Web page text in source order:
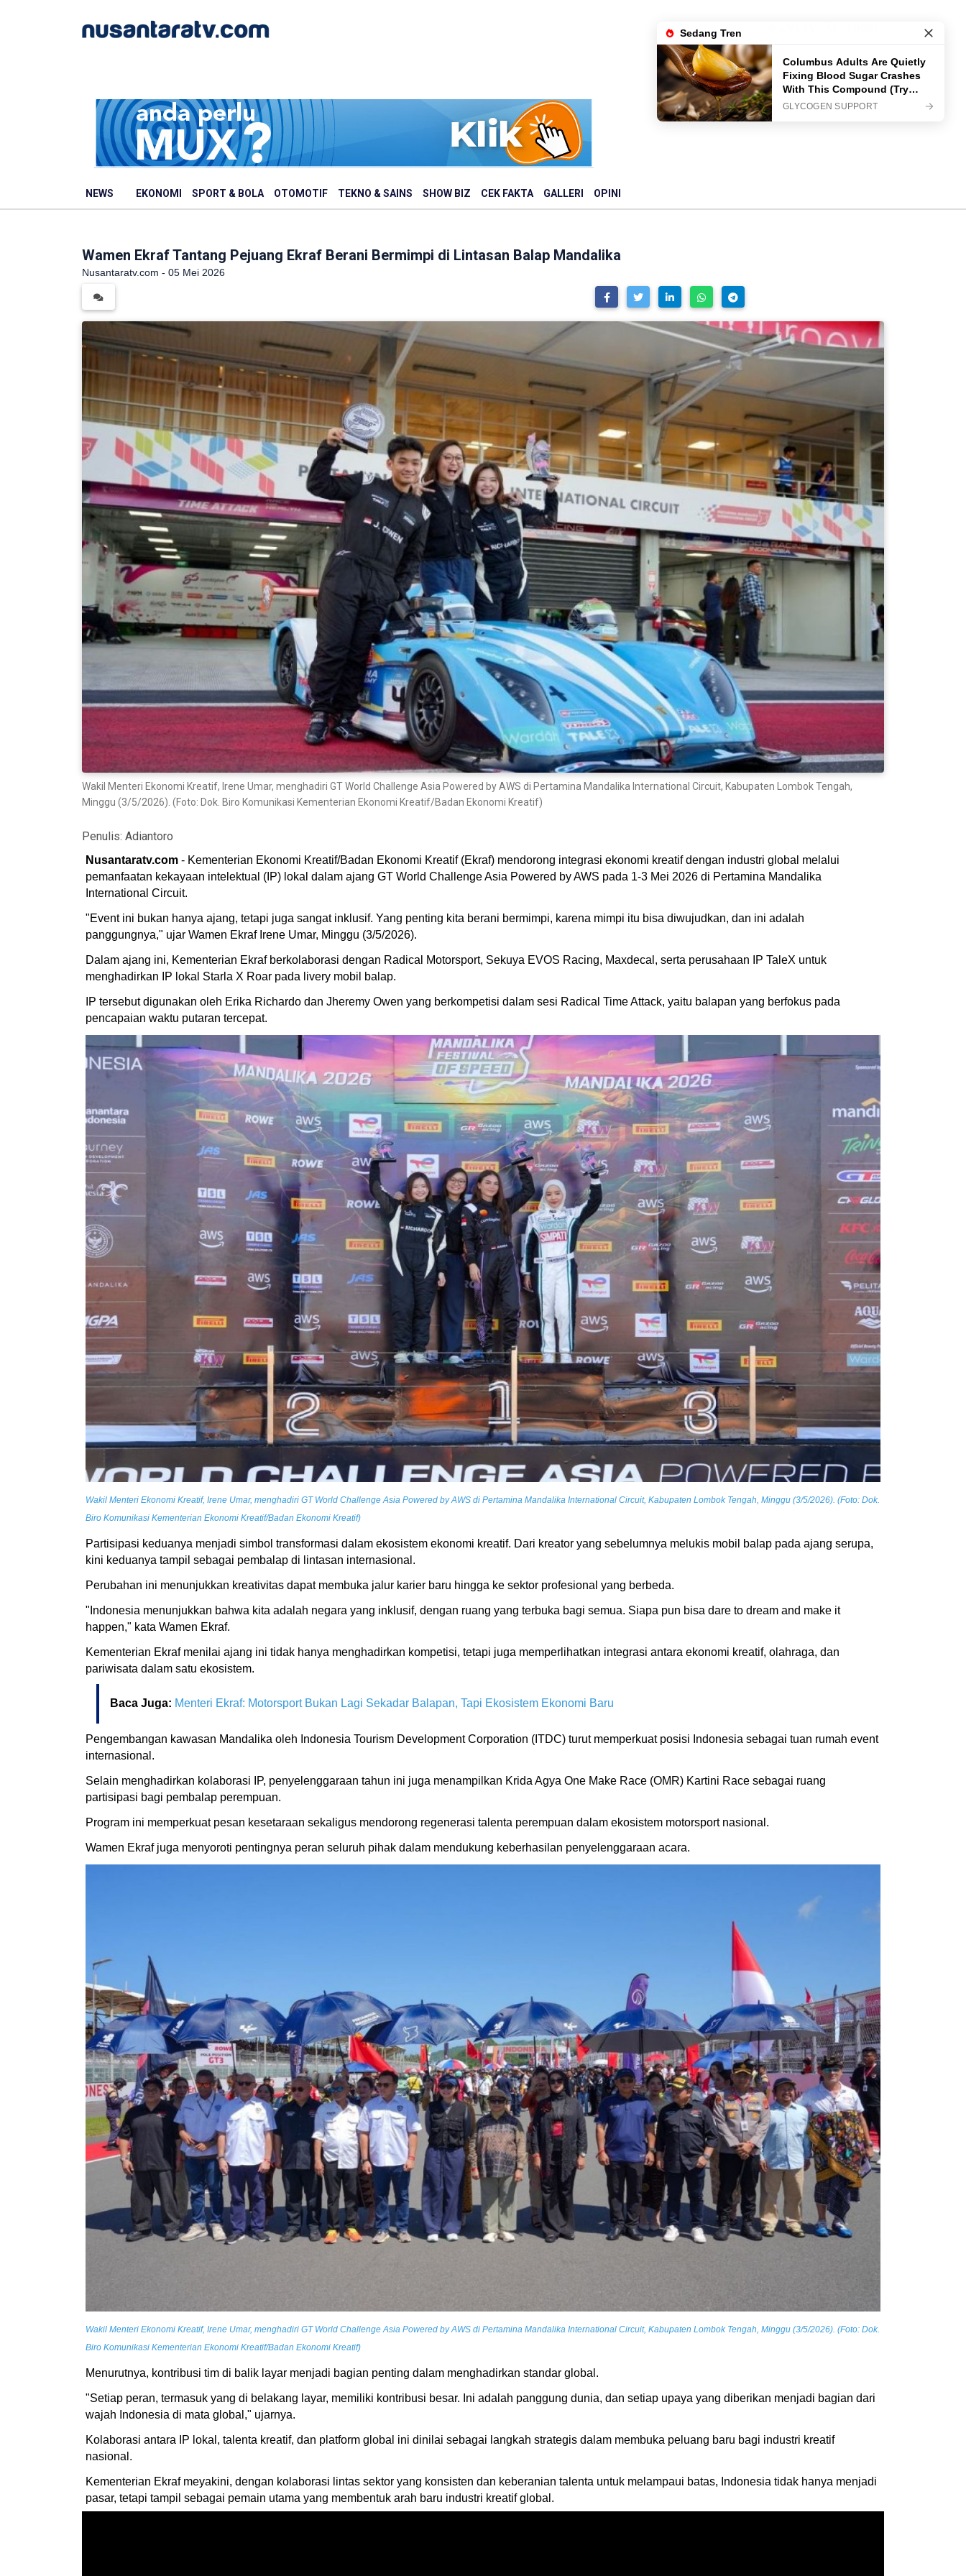
NEWS EKONOMI SPORT & BOLA OTOMOTIF TEKNO & SAINS SHOW BIZ CEK FAKTA GALLERI OPINI
Wamen Ekraf Tantang Pejuang Ekraf Berani Bermimpi di Lintasan Balap Mandalika
Nusantaratv.com - 05 Mei 2026
Wakil Menteri Ekonomi Kreatif, Irene Umar, menghadiri GT World Challenge Asia Powered by AWS di Pertamina Mandalika International Circuit, Kabupaten Lombok Tengah,
Minggu (3/5/2026). (Foto: Dok. Biro Komunikasi Kementerian Ekonomi Kreatif/Badan Ekonomi Kreatif)
Penulis: Adiantoro
Nusantaratv.com - Kementerian Ekonomi Kreatif/Badan Ekonomi Kreatif (Ekraf) mendorong integrasi ekonomi kreatif dengan industri global melalui
pemanfaatan kekayaan intelektual (IP) lokal dalam ajang GT World Challenge Asia Powered by AWS pada 1-3 Mei 2026 di Pertamina Mandalika
International Circuit.
"Event ini bukan hanya ajang, tetapi juga sangat inklusif. Yang penting kita berani bermimpi, karena mimpi itu bisa diwujudkan, dan ini adalah
panggungnya," ujar Wamen Ekraf Irene Umar, Minggu (3/5/2026).
Dalam ajang ini, Kementerian Ekraf berkolaborasi dengan Radical Motorsport, Sekuya EVOS Racing, Maxdecal, serta perusahaan IP TaleX untuk
menghadirkan IP lokal Starla X Roar pada livery mobil balap.
IP tersebut digunakan oleh Erika Richardo dan Jheremy Owen yang berkompetisi dalam sesi Radical Time Attack, yaitu balapan yang berfokus pada
pencapaian waktu putaran tercepat.
Wakil Menteri Ekonomi Kreatif, Irene Umar, menghadiri GT World Challenge Asia Powered by AWS di Pertamina Mandalika International Circuit, Kabupaten Lombok Tengah, Minggu (3/5/2026). (Foto: Dok.
Biro Komunikasi Kementerian Ekonomi Kreatif/Badan Ekonomi Kreatif)
Partisipasi keduanya menjadi simbol transformasi dalam ekosistem ekonomi kreatif. Dari kreator yang sebelumnya melukis mobil balap pada ajang serupa,
kini keduanya tampil sebagai pembalap di lintasan internasional.
Perubahan ini menunjukkan kreativitas dapat membuka jalur karier baru hingga ke sektor profesional yang berbeda.
"Indonesia menunjukkan bahwa kita adalah negara yang inklusif, dengan ruang yang terbuka bagi semua. Siapa pun bisa dare to dream and make it
happen," kata Wamen Ekraf.
Kementerian Ekraf menilai ajang ini tidak hanya menghadirkan kompetisi, tetapi juga memperlihatkan integrasi antara ekonomi kreatif, olahraga, dan
pariwisata dalam satu ekosistem.
Baca Juga: Menteri Ekraf: Motorsport Bukan Lagi Sekadar Balapan, Tapi Ekosistem Ekonomi Baru
Pengembangan kawasan Mandalika oleh Indonesia Tourism Development Corporation (ITDC) turut memperkuat posisi Indonesia sebagai tuan rumah event
internasional.
Selain menghadirkan kolaborasi IP, penyelenggaraan tahun ini juga menampilkan Krida Agya One Make Race (OMR) Kartini Race sebagai ruang
partisipasi bagi pembalap perempuan.
Program ini memperkuat pesan kesetaraan sekaligus mendorong regenerasi talenta perempuan dalam ekosistem motorsport nasional.
Wamen Ekraf juga menyoroti pentingnya peran seluruh pihak dalam mendukung keberhasilan penyelenggaraan acara.
Wakil Menteri Ekonomi Kreatif, Irene Umar, menghadiri GT World Challenge Asia Powered by AWS di Pertamina Mandalika International Circuit, Kabupaten Lombok Tengah, Minggu (3/5/2026). (Foto: Dok.
Biro Komunikasi Kementerian Ekonomi Kreatif/Badan Ekonomi Kreatif)
Menurutnya, kontribusi tim di balik layar menjadi bagian penting dalam menghadirkan standar global.
"Setiap peran, termasuk yang di belakang layar, memiliki kontribusi besar. Ini adalah panggung dunia, dan setiap upaya yang diberikan menjadi bagian dari
wajah Indonesia di mata global," ujarnya.
Kolaborasi antara IP lokal, talenta kreatif, dan platform global ini dinilai sebagai langkah strategis dalam membuka peluang baru bagi industri kreatif
nasional.
Kementerian Ekraf meyakini, dengan kolaborasi lintas sektor yang konsisten dan keberanian talenta untuk melampaui batas, Indonesia tidak hanya menjadi
pasar, tetapi tampil sebagai pemain utama yang membentuk arah baru industri kreatif global.